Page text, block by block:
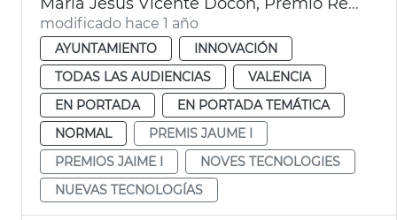
modificado hace 1 año
AYUNTAMIENTO
INNOVACIÓN
TODAS LAS AUDIENCIAS
VALENCIA
EN PORTADA
EN PORTADA TEMÁTICA
NORMAL
PREMIS JAUME I
PREMIOS JAIME I
NOVES TECNOLOGIES
NUEVAS TECNOLOGÍAS